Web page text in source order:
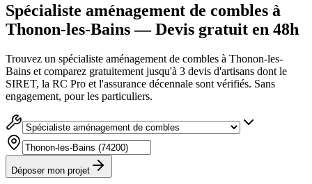
Spécialiste aménagement de combles à
Thonon-les-Bains — Devis gratuit en 48h
Trouvez un spécialiste aménagement de combles à Thonon-les-
Bains et comparez gratuitement jusqu'à 3 devis d'artisans dont le
SIRET, la RC Pro et l'assurance décennale sont vérifiés. Sans
engagement, pour les particuliers.
Déposer mon projet